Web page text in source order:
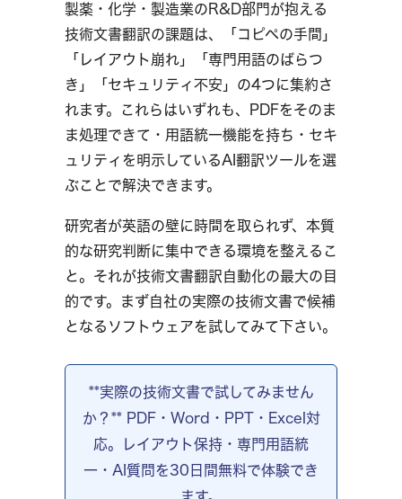
製薬・化学・製造業のR&D部門が抱える
技術文書翻訳の課題は、「コピペの手間」
「レイアウト崩れ」「専門用語のばらつ
き」「セキュリティ不安」の4つに集約さ
れます。これらはいずれも、PDFをそのま
ま処理できて・用語統一機能を持ち・セキ
ュリティを明示しているAI翻訳ツールを選
ぶことで解決できます。
研究者が英語の壁に時間を取られず、本質
的な研究判断に集中できる環境を整えるこ
と。それが技術文書翻訳自動化の最大の目
的です。まず自社の実際の技術文書で候補
となるソフトウェアを試してみて下さい。
**実際の技術文書で試してみません
か？** PDF・Word・PPT・Excel対
応。レイアウト保持・専門用語統
一・AI質問を30日間無料で体験でき